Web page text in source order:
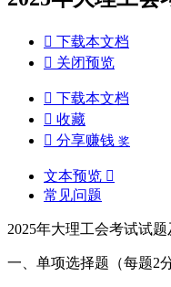
 下载本文档
 关闭预览
 下载本文档
 收藏
 分享赚钱 奖
文本预览 
常见问题
2025年大理工会考试试题
一、单项选择题（每题2